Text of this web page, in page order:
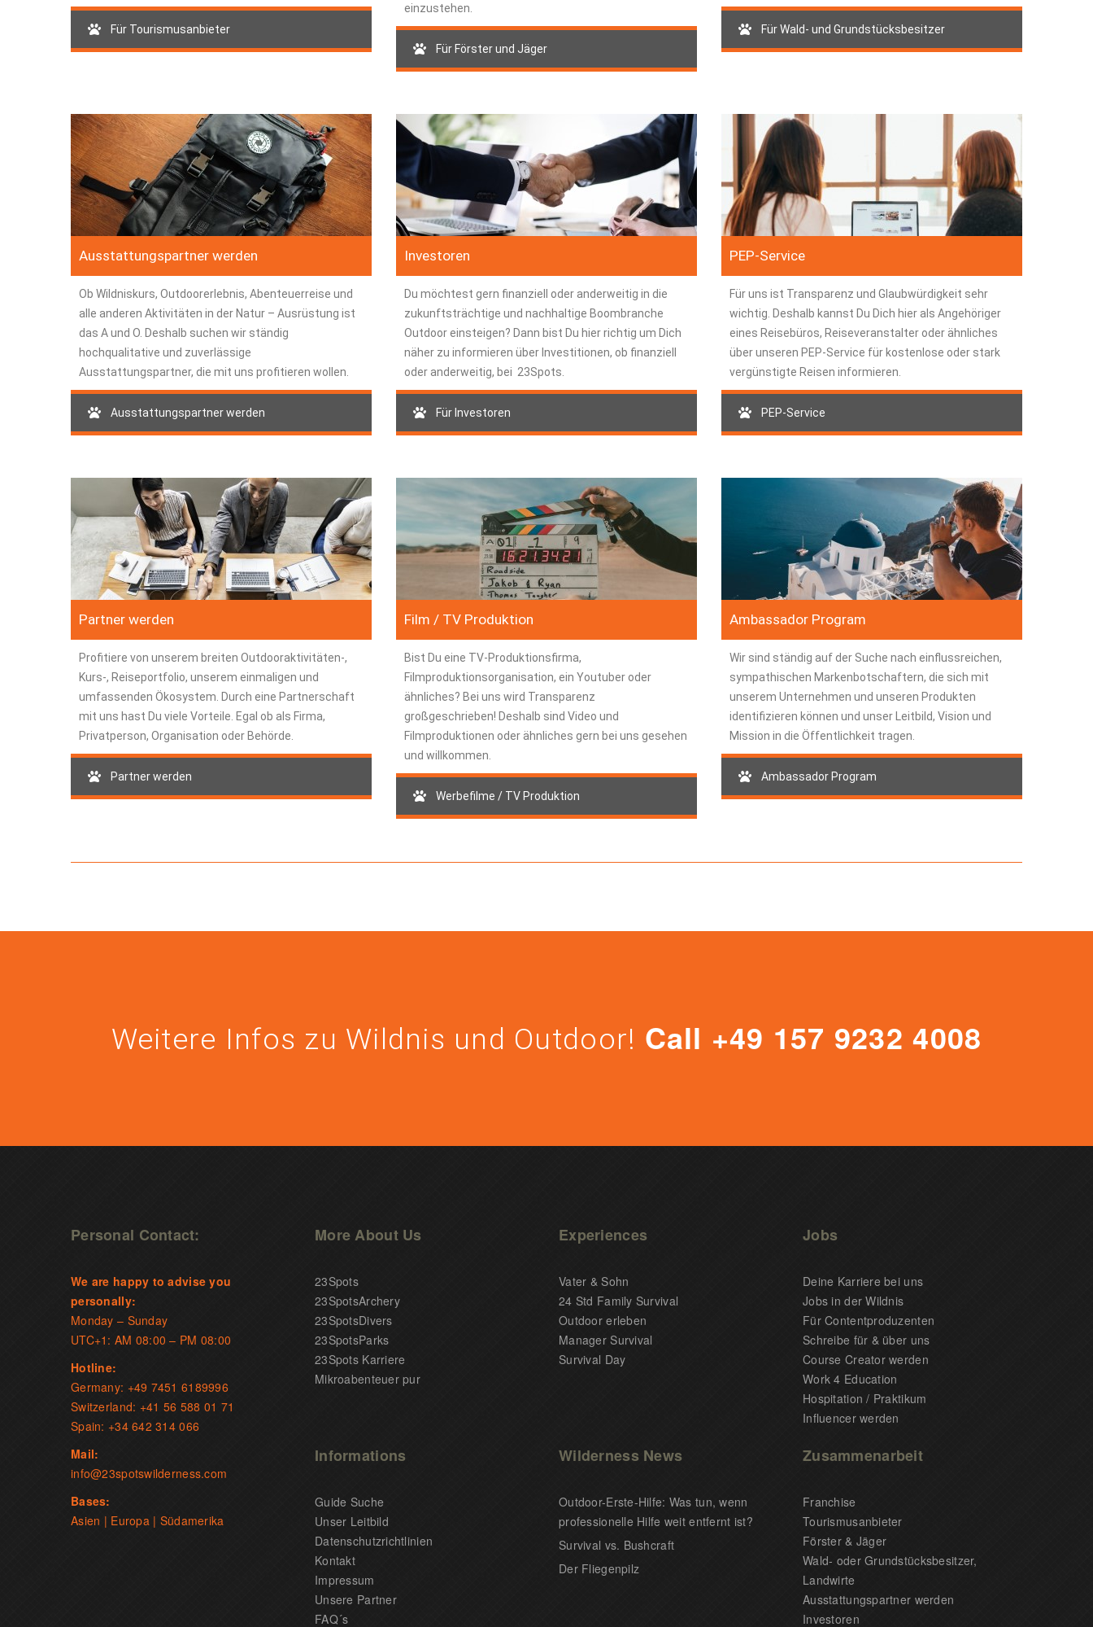
Für Tourismusanbieter
einzustehen.
Für Förster und Jäger
Für Wald- und Grundstücksbesitzer
Ausstattungspartner werden
Ob Wildniskurs, Outdoorerlebnis, Abenteuerreise und
alle anderen Aktivitäten in der Natur – Ausrüstung ist
das A und O. Deshalb suchen wir ständig
hochqualitative und zuverlässige
Ausstattungspartner, die mit uns profitieren wollen.
Ausstattungspartner werden
Investoren
Du möchtest gern finanziell oder anderweitig in die
zukunftsträchtige und nachhaltige Boombranche
Outdoor einsteigen? Dann bist Du hier richtig um Dich
näher zu informieren über Investitionen, ob finanziell
oder anderweitig, bei 23Spots.
Für Investoren
PEP-Service
Für uns ist Transparenz und Glaubwürdigkeit sehr
wichtig. Deshalb kannst Du Dich hier als Angehöriger
eines Reisebüros, Reiseveranstalter oder ähnliches
über unseren PEP-Service für kostenlose oder stark
vergünstigte Reisen informieren.
PEP-Service
Partner werden
Profitiere von unserem breiten Outdooraktivitäten-,
Kurs-, Reiseportfolio, unserem einmaligen und
umfassenden Ökosystem. Durch eine Partnerschaft
mit uns hast Du viele Vorteile. Egal ob als Firma,
Privatperson, Organisation oder Behörde.
Partner werden
Film / TV Produktion
Bist Du eine TV-Produktionsfirma,
Filmproduktionsorganisation, ein Youtuber oder
ähnliches? Bei uns wird Transparenz
großgeschrieben! Deshalb sind Video und
Filmproduktionen oder ähnliches gern bei uns gesehen
und willkommen.
Werbefilme / TV Produktion
Ambassador Program
Wir sind ständig auf der Suche nach einflussreichen,
sympathischen Markenbotschaftern, die sich mit
unserem Unternehmen und unseren Produkten
identifizieren können und unser Leitbild, Vision und
Mission in die Öffentlichkeit tragen.
Ambassador Program
Weitere Infos zu Wildnis und Outdoor! Call +49 157 9232 4008
Personal Contact:
We are happy to advise you
personally:
Monday – Sunday
UTC+1: AM 08:00 – PM 08:00
Hotline:
Germany: +49 7451 6189996
Switzerland: +41 56 588 01 71
Spain: +34 642 314 066
Mail:
info@23spotswilderness.com
Bases:
Asien | Europa | Südamerika
More About Us
23Spots
23SpotsArchery
23SpotsDivers
23SpotsParks
23Spots Karriere
Mikroabenteuer pur
Experiences
Vater & Sohn
24 Std Family Survival
Outdoor erleben
Manager Survival
Survival Day
Jobs
Deine Karriere bei uns
Jobs in der Wildnis
Für Contentproduzenten
Schreibe für & über uns
Course Creator werden
Work 4 Education
Hospitation / Praktikum
Influencer werden
Informations
Guide Suche
Unser Leitbild
Datenschutzrichtlinien
Kontakt
Impressum
Unsere Partner
FAQ´s
Wilderness News
Outdoor-Erste-Hilfe: Was tun, wenn
professionelle Hilfe weit entfernt ist?
Survival vs. Bushcraft
Der Fliegenpilz
Zusammenarbeit
Franchise
Tourismusanbieter
Förster & Jäger
Wald- oder Grundstücksbesitzer,
Landwirte
Ausstattungspartner werden
Investoren